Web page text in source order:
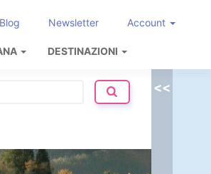
Blog Newsletter Account
DESTINAZIONI
<<